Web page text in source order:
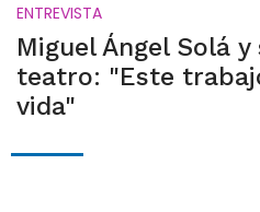
ENTREVISTA
Miguel Ángel Solá
teatro: "Este
vida"